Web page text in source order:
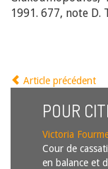
1991. 677, note D.
Article précédent
POUR
Victoria
Cour de
en balance et